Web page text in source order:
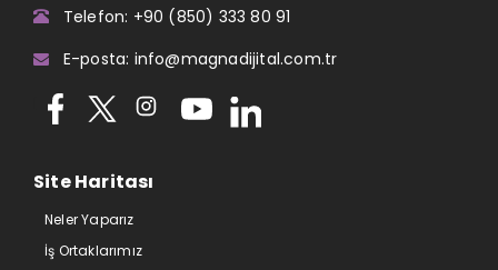
Telefon: +90 (850) 333 80 91
E-posta: info@magnadijital.com.tr
Site Haritası
Neler Yaparız
İş Ortaklarımız